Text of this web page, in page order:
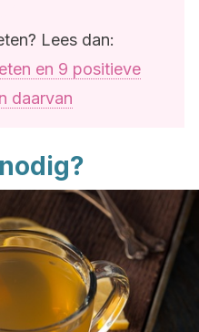
Lees dan:
en 9 positieve
daarvan